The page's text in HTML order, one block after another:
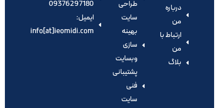
درباره
من
ارتباط با
من
بلاگ
طراحی
سایت
بهینه
سازی
وبسایت
پشتیبانی
فنی
سایت
09376297180
ایمیل:
info[at]ieomidi.com